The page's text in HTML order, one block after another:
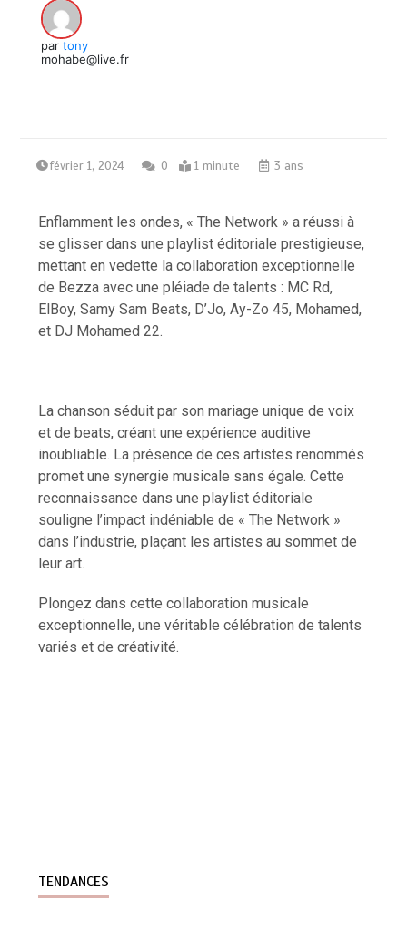
par tony
mohabe@live.fr
février 1, 2024 0 1 minute 3 ans
Enflamment les ondes, « The Network » a réussi à
se glisser dans une playlist éditoriale prestigieuse,
mettant en vedette la collaboration exceptionnelle
de Bezza avec une pléiade de talents : MC Rd,
ElBoy, Samy Sam Beats, D’Jo, Ay-Zo 45, Mohamed,
et DJ Mohamed 22.
La chanson séduit par son mariage unique de voix
et de beats, créant une expérience auditive
inoubliable. La présence de ces artistes renommés
promet une synergie musicale sans égale. Cette
reconnaissance dans une playlist éditoriale
souligne l’impact indéniable de « The Network »
dans l’industrie, plaçant les artistes au sommet de
leur art.
Plongez dans cette collaboration musicale
exceptionnelle, une véritable célébration de talents
variés et de créativité.
TENDANCES